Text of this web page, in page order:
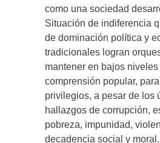
como una sociedad
Situación de indiferencia
de dominación política y
tradicionales logran
mantener en bajos niveles
comprensión popular,
privilegios, a pesar de los
hallazgos de corrupción,
pobreza, impunidad,
decadencia social y moral.